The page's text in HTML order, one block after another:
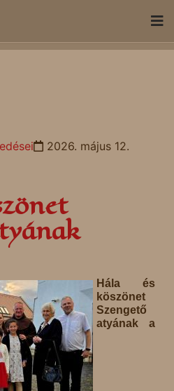
2026. május 12.
Hála és
köszönet
Szengető
atyának a